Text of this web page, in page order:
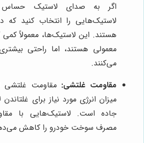
اگر به صدای لاستیک حساس
لاستیک‌هایی را انتخاب کنید که
هستند. این لاستیک‌ها، معمولاً کمی
معمولی هستند، اما راحتی
می‌کنند.
مقاومت غلتشی: مقاومت غلتشی
میزان انرژی مورد نیاز برای
جاده است. لاستیک‌هایی با
مصرف سوخت خودرو را کاهش